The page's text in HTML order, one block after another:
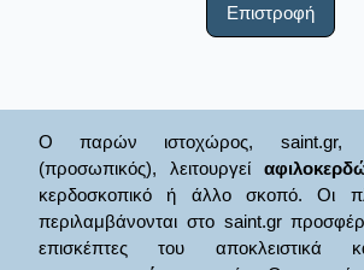
Επιστροφή
Ο παρών ιστοχώρος, saint.gr,
(προσωπικός), λειτουργεί
κερδοσκοπικό ή άλλο σκοπό. Οι
περιλαμβάνονται στο saint.gr
επισκέπτες του